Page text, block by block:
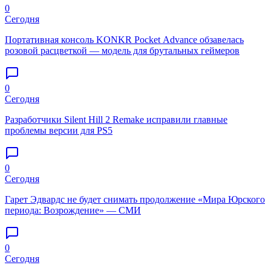
0
Сегодня
Портативная консоль KONKR Pocket Advance обзавелась
розовой расцветкой — модель для брутальных геймеров
0
Сегодня
Разработчики Silent Hill 2 Remake исправили главные
проблемы версии для PS5
0
Сегодня
Гарет Эдвардс не будет снимать продолжение «Мира Юрского
периода: Возрождение» — СМИ
0
Сегодня